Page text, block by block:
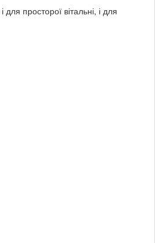
просторої вітальні, і для